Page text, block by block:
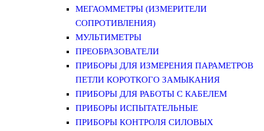
МЕГАОММЕТРЫ (ИЗМЕРИТЕЛИ
СОПРОТИВЛЕНИЯ)
МУЛЬТИМЕТРЫ
ПРЕОБРАЗОВАТЕЛИ
ПРИБОРЫ ДЛЯ ИЗМЕРЕНИЯ ПАРАМЕТРОВ
ПЕТЛИ КОРОТКОГО ЗАМЫКАНИЯ
ПРИБОРЫ ДЛЯ РАБОТЫ С КАБЕЛЕМ
ПРИБОРЫ ИСПЫТАТЕЛЬНЫЕ
ПРИБОРЫ КОНТРОЛЯ СИЛОВЫХ